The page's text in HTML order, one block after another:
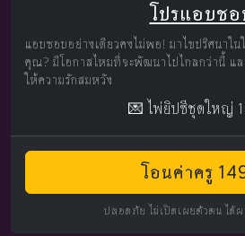
โปรแอบชอ
แอบชอบอย่างเดียวคงไม่พอ! มาไขปริศนาใน
คุณ? มีโอกาสไหมที่จะพัฒนาไปไกลกว่านี้ แล
ให้ความรักสมหวัง
💌 ไพ่ยิปซีชุดใหญ่
โอนค่าครู
ปลอดภัย ไม่เปิดเผยตัวตน ได้ผ